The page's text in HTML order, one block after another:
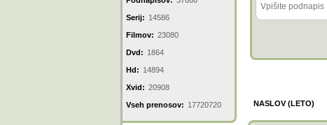
Serij: 14586
Filmov: 23080
Dvd: 1864
Hd: 14894
Xvid: 20908
Vseh prenosov: 17720720 NASLOV (LETO)